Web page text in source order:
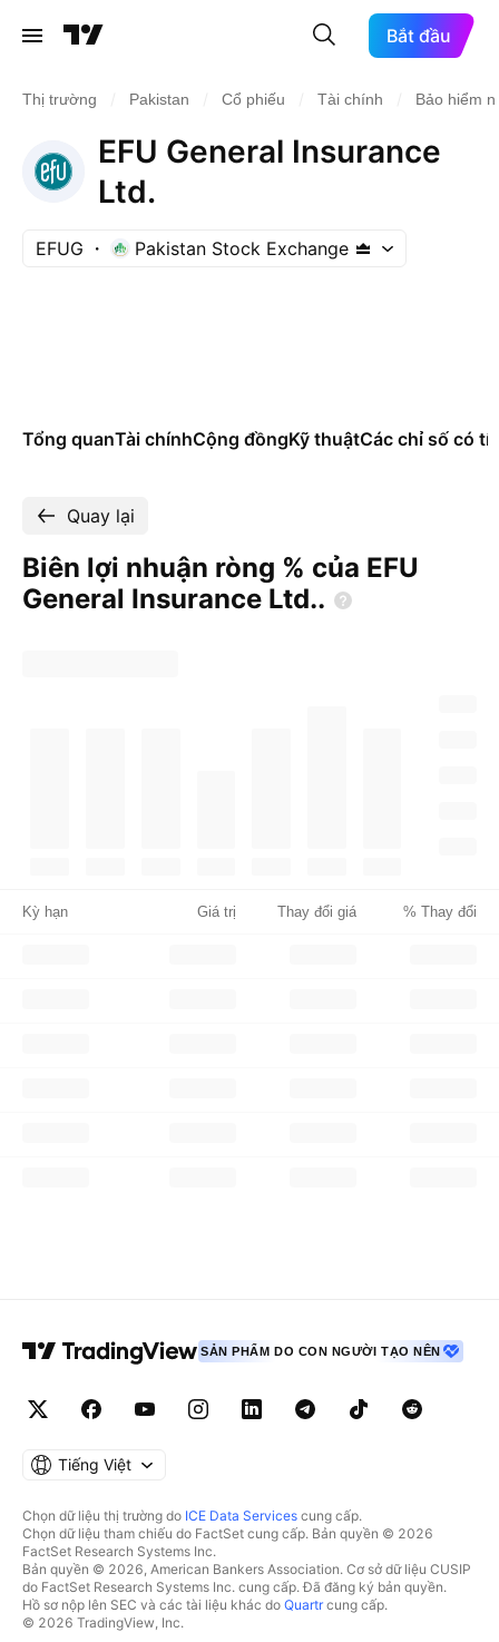
Bắt đầu
Thị trường Pakistan Cổ phiếu Tài chính Bảo hiểm
EFU General Insurance
Ltd.
EFUG Pakistan Stock Exchange
Tổng quanTài chínhCộng đồngKỹ thuậtCác chỉ số có
Quay lại
Biên lợi nhuận ròng % của EFU
General Insurance Ltd..
Kỳ hạn Giá trị Thay đổi giá % Thay đổi
SẢN PHẨM DO CON NGƯỜI TẠO NÊN
Tiếng Việt
Chọn dữ liệu thị trường do ICE Data Services cung cấp.
Chọn dữ liệu tham chiếu do FactSet cung cấp. Bản quyền © 2026
FactSet Research Systems Inc.
Bản quyền © 2026, American Bankers Association. Cơ sở dữ liệu CUSIP
do FactSet Research Systems Inc. cung cấp. Đã đăng ký bản quyền.
Hồ sơ nộp lên SEC và các tài liệu khác do Quartrcung cấp.
© 2026 TradingView, Inc.